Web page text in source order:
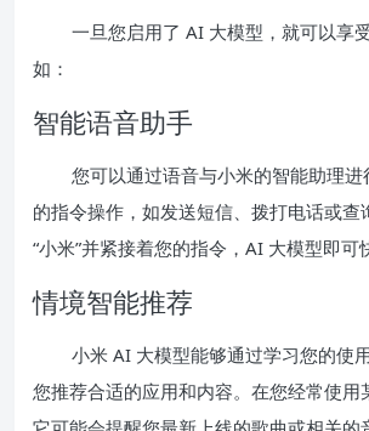
一旦您启用了 AI 大模型，就可以享
如：
智能语音助手
您可以通过语音与小米的智能助理
的指令操作，如发送短信、拨打电话或查
“小米”并紧接着您的指令，AI 大模型即可
情境智能推荐
小米 AI 大模型能够通过学习您的使
您推荐合适的应用和内容。在您经常使用